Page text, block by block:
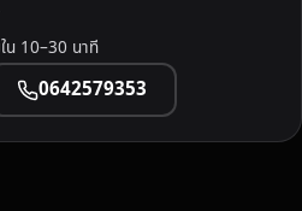
น 10–30 นาที
0642579353